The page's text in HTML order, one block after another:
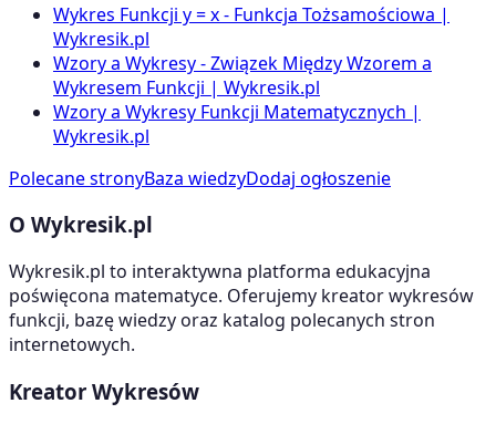
Wykres Funkcji y = x - Funkcja Tożsamościowa |
Wykresik.pl
Wzory a Wykresy - Związek Między Wzorem a
Wykresem Funkcji | Wykresik.pl
Wzory a Wykresy Funkcji Matematycznych |
Wykresik.pl
Polecane stronyBaza wiedzyDodaj ogłoszenie
O Wykresik.pl
Wykresik.pl to interaktywna platforma edukacyjna
poświęcona matematyce. Oferujemy kreator wykresów
funkcji, bazę wiedzy oraz katalog polecanych stron
internetowych.
Kreator Wykresów